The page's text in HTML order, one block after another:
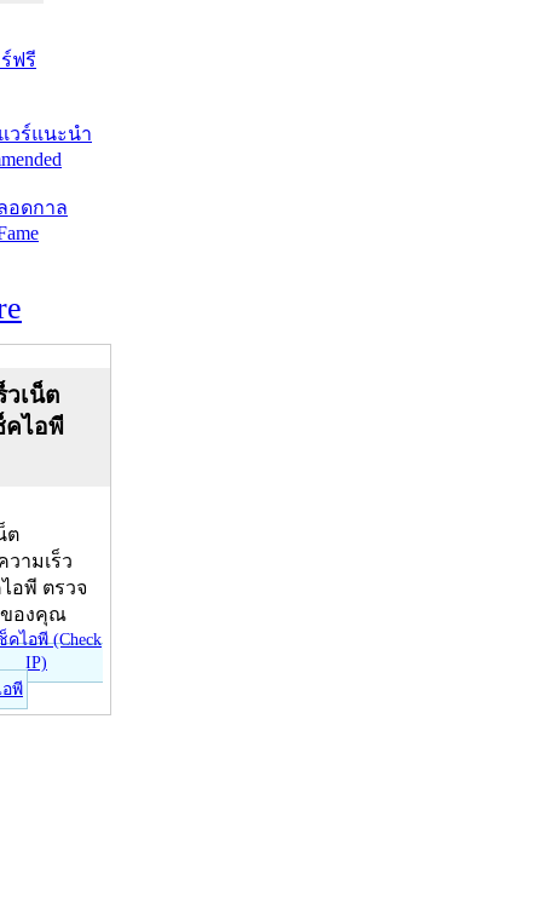
ฟรี
วร์แนะนำ
อดกาล
วเน็ต
คไอพี
ต
วามเร็ว
อพี ตรวจ
ของคุณ
อพี